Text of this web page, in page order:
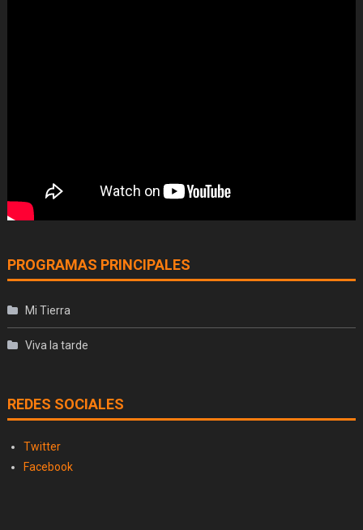
PROGRAMAS PRINCIPALES
Mi Tierra
Viva la tarde
REDES SOCIALES
Twitter
Facebook